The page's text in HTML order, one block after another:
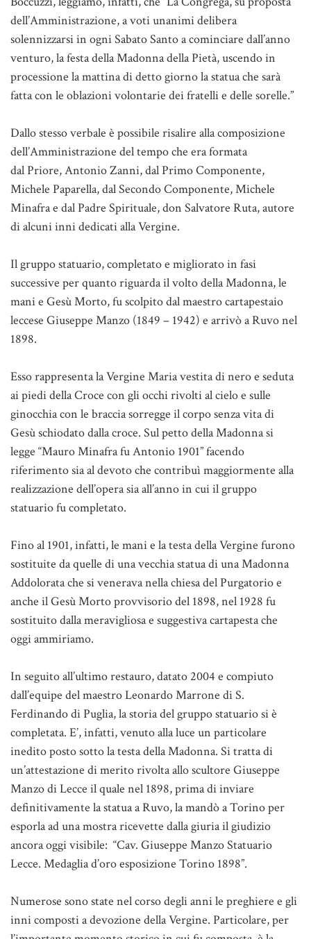
dell’Amministrazione, a voti unanimi delibera
solennizzarsi in ogni Sabato Santo a cominciare dall’anno
venturo, la festa della Madonna della Pietà, uscendo in
processione la mattina di detto giorno la statua che sarà
fatta con le oblazioni volontarie dei fratelli e delle sorelle.”
Dallo stesso verbale è possibile risalire alla composizione
dell’Amministrazione del tempo che era formata
dal Priore, Antonio Zanni, dal Primo Componente,
Michele Paparella, dal Secondo Componente, Michele
Minafra e dal Padre Spirituale, don Salvatore Ruta, autore
di alcuni inni dedicati alla Vergine.
Il gruppo statuario, completato e migliorato in fasi
successive per quanto riguarda il volto della Madonna, le
mani e Gesù Morto, fu scolpito dal maestro cartapestaio
leccese Giuseppe Manzo (1849 – 1942) e arrivò a Ruvo nel
1898.
Esso rappresenta la Vergine Maria vestita di nero e seduta
ai piedi della Croce con gli occhi rivolti al cielo e sulle
ginocchia con le braccia sorregge il corpo senza vita di
Gesù schiodato dalla croce. Sul petto della Madonna si
legge “Mauro Minafra fu Antonio 1901” facendo
riferimento sia al devoto che contribuì maggiormente alla
realizzazione dell’opera sia all’anno in cui il gruppo
statuario fu completato.
Fino al 1901, infatti, le mani e la testa della Vergine furono
sostituite da quelle di una vecchia statua di una Madonna
Addolorata che si venerava nella chiesa del Purgatorio e
anche il Gesù Morto provvisorio del 1898, nel 1928 fu
sostituito dalla meravigliosa e suggestiva cartapesta che
oggi ammiriamo.
In seguito all’ultimo restauro, datato 2004 e compiuto
dall’equipe del maestro Leonardo Marrone di S.
Ferdinando di Puglia, la storia del gruppo statuario si è
completata. E’, infatti, venuto alla luce un particolare
inedito posto sotto la testa della Madonna. Si tratta di
un’attestazione di merito rivolta allo scultore Giuseppe
Manzo di Lecce il quale nel 1898, prima di inviare
definitivamente la statua a Ruvo, la mandò a Torino per
esporla ad una mostra ricevette dalla giuria il giudizio
ancora oggi visibile: “Cav. Giuseppe Manzo Statuario
Lecce. Medaglia d’oro esposizione Torino 1898”.
Numerose sono state nel corso degli anni le preghiere e gli
inni composti a devozione della Vergine. Particolare, per